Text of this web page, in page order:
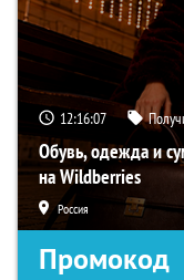
12:16:06
Обувь, одежда и
на Wildberries
Россия
Промокод